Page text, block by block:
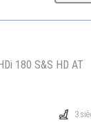
180 S&S HD AT
3